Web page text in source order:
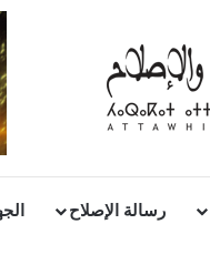
رسالة الإصلاح